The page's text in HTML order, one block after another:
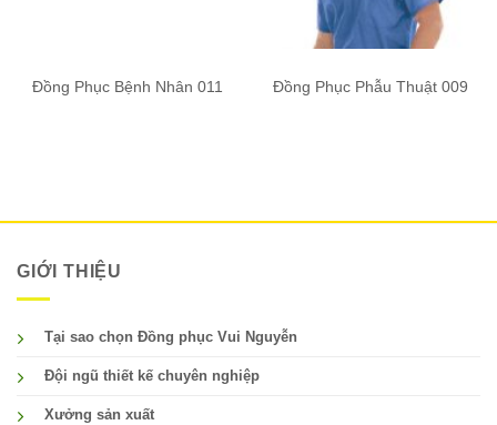
Đồng Phục Bệnh Nhân 011 Đồng Phục Phẫu Thuật 009
GIỚI THIỆU
Tại sao chọn Đồng phục Vui Nguyễn
Đội ngũ thiết kế chuyên nghiệp
Xưởng sản xuất